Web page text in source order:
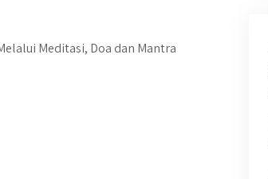
Meditasi, Doa dan Mantra